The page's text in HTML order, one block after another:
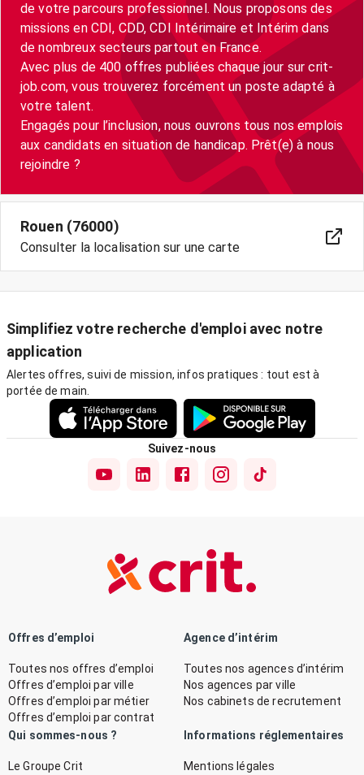
de votre parcours professionnel. Nous proposons des
missions en CDI, CDD, CDI Intérimaire et Intérim dans
de nombreux secteurs partout en France.
Avec plus de 400 offres publiées chaque jour sur crit-
job.com, vous trouverez forcément un poste adapté à
votre talent.
Engagés pour l’inclusion, nous ouvrons tous nos emplois
aux candidats en situation de handicap. Prêt(e) à nous
Rouen (76000)
Consulter la localisation sur une carte
Simplifiez votre recherche d'emploi avec notre
application
Alertes offres, suivi de mission, infos pratiques : tout est à
portée de main.
Suivez-nous
Offres d’emploi
Toutes nos offres d’emploi
Offres d’emploi par ville
Offres d’emploi par métier
Offres d’emploi par contrat
Agence d’intérim
Toutes nos agences d’intérim
Nos agences par ville
Nos cabinets de recrutement
Qui sommes-nous ?
Le Groupe Crit
Informations réglementaires
Mentions légales